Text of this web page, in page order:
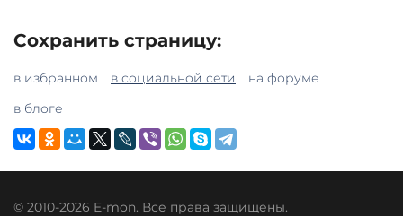
Сохранить страницу:
в избранном в социальной сети
на форуме
в блоге
© 2010-2026 E-mon. Все права защищены.